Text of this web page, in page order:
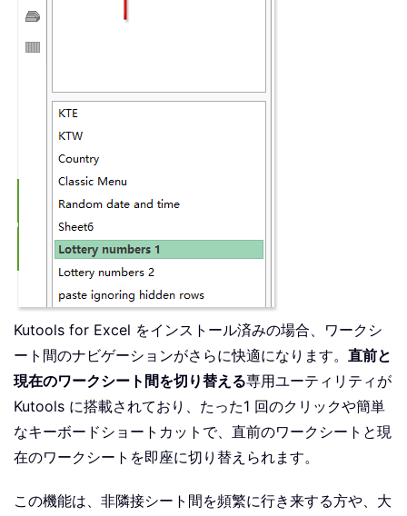
Kutools for Excel をインストール済みの場合、ワークシ
ート間のナビゲーションがさらに快適になります。 直前と
現在のワークシート間を切り替える専用ユーティリティが
Kutools に搭載されており、たった1 回のクリックや簡単
なキーボードショートカットで、直前のワークシートと現
在のワークシートを即座に切り替えられます。
この機能は、非隣接シート間を頻繁に行き来する方や、大